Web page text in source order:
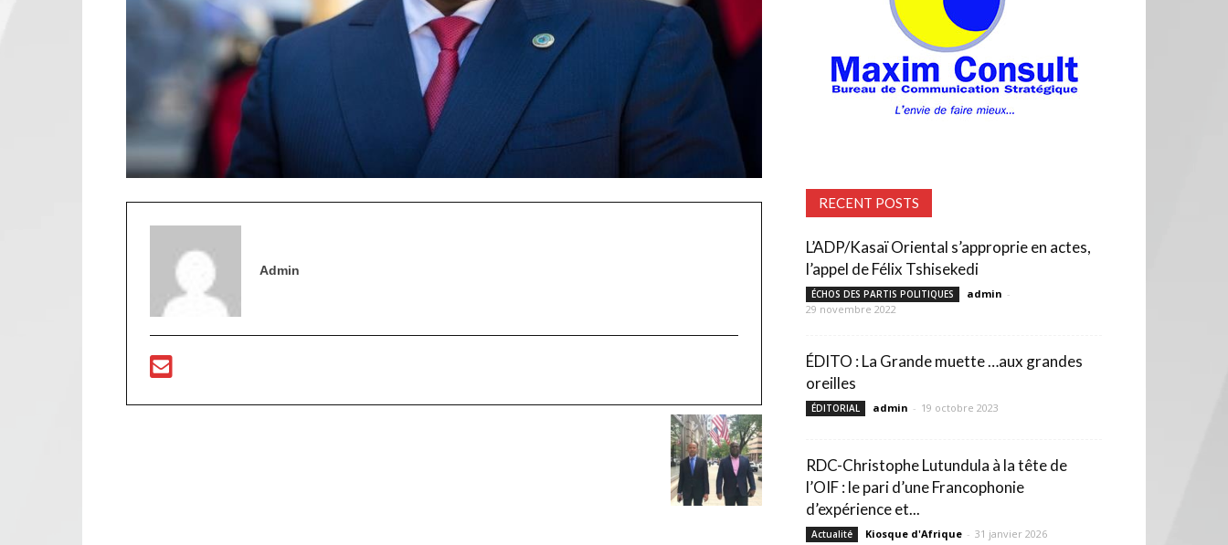
Admin
RECENT POSTS
L’ADP/Kasaï Oriental s’approprie en actes,
l’appel de Félix Tshisekedi
ÉCHOS DES PARTIS POLITIQUES admin -
29 novembre 2022
ÉDITO : La Grande muette …aux grandes
oreilles
ÉDITORIAL admin - 19 octobre 2023
RDC-Christophe Lutundula à la tête de
l’OIF : le pari d’une Francophonie
d’expérience et...
Actualité Kiosque d'Afrique - 31 janvier 2026